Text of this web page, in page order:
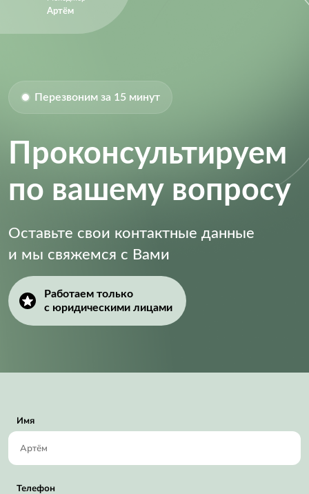
Артём
Перезвоним за 15 минут
Проконсультируем
по вашему вопросу
Оставьте свои контактные данные
и мы свяжемся с Вами
Работаем только
с юридическими лицами
Имя
Телефон